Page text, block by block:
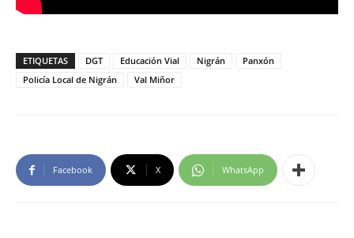
ETIQUETAS DGT Educación Vial Nigrán
Panxón
Policía Local de Nigrán
Val Miñor
Facebook X WhatsApp